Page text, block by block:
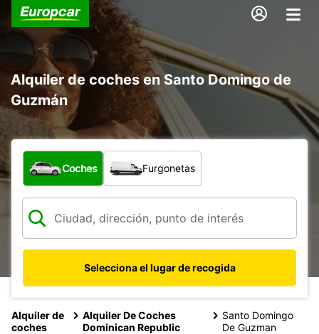
Alquiler de coches en Santo Domingo de
Guzmán
¿Qué tipo de vehículo?
Coches Furgonetas
Selecciona el lugar de recogida
Alquiler de
coches
Alquiler De Coches
Dominican Republic
Santo Domingo
De Guzman